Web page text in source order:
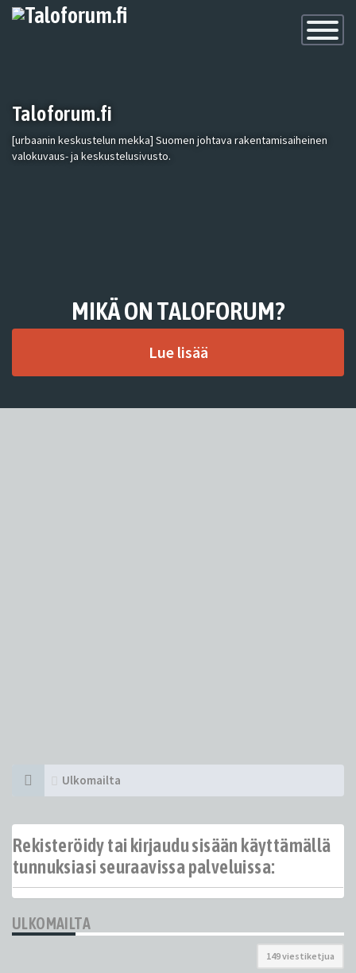
Toggle
Taloforum.fi
[urbaanin keskustelun mekka] Suomen johtava rakentamisaiheinen
valokuvaus- ja keskustelusivusto.
MIKÄ ON TALOFORUM?
Lue lisää
Ulkomailta
Rekisteröidy tai kirjaudu sisään käyttämällä
tunnuksiasi seuraavissa palveluissa:
ULKOMAILTA
149 viestiketjua